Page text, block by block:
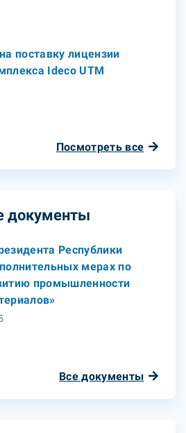
поставку лицензии
Ideco UTM
Посмотреть все
документы
Республики
мерах по
промышленности
Все документы